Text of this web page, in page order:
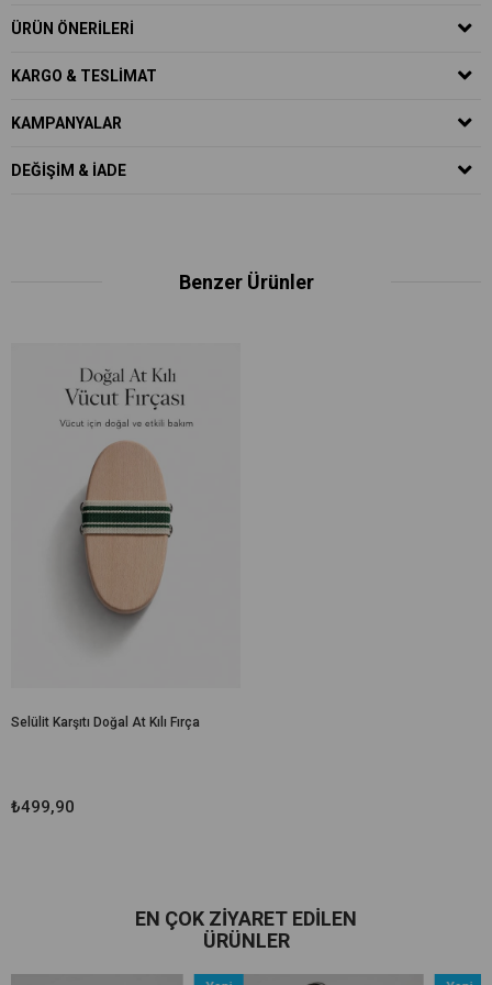
ÜRÜN ÖNERILERI
KARGO & TESLIMAT
KAMPANYALAR
DEĞIŞIM & İADE
Benzer Ürünler
Selülit Karşıtı Doğal At Kılı Fırça
₺499,90
EN ÇOK ZIYARET EDILEN
ÜRÜNLER